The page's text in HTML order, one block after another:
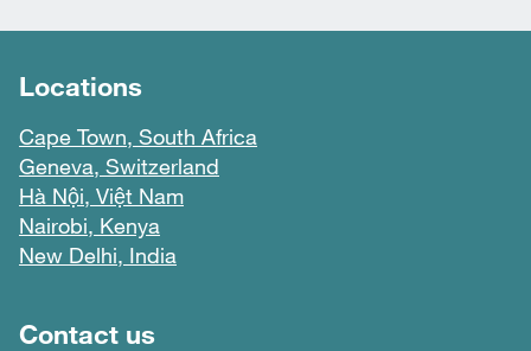
Locations
Cape Town, South Africa
Geneva, Switzerland
Hà Nội, Việt Nam
Nairobi, Kenya
New Delhi, India
Footer menu
Contact us